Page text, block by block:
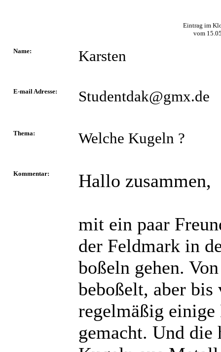
Eintrag im
vom
Name: Karsten
E-mail Adresse: Studentdak@gmx.de
Thema: Welche Kugeln ?
Kommentar: Hallo zusammen,
mit ein paar
der Feldmark in
boßeln gehen.
beboßelt, aber bis
regelmäßig einige
gemacht. Und die